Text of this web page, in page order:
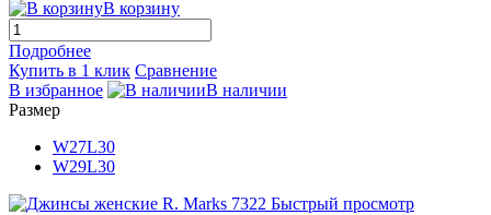
В корзину
Подробнее
Купить в 1 клик Сравнение
В избранное
В наличии
Размер
W27L30
W29L30
Быстрый просмотр